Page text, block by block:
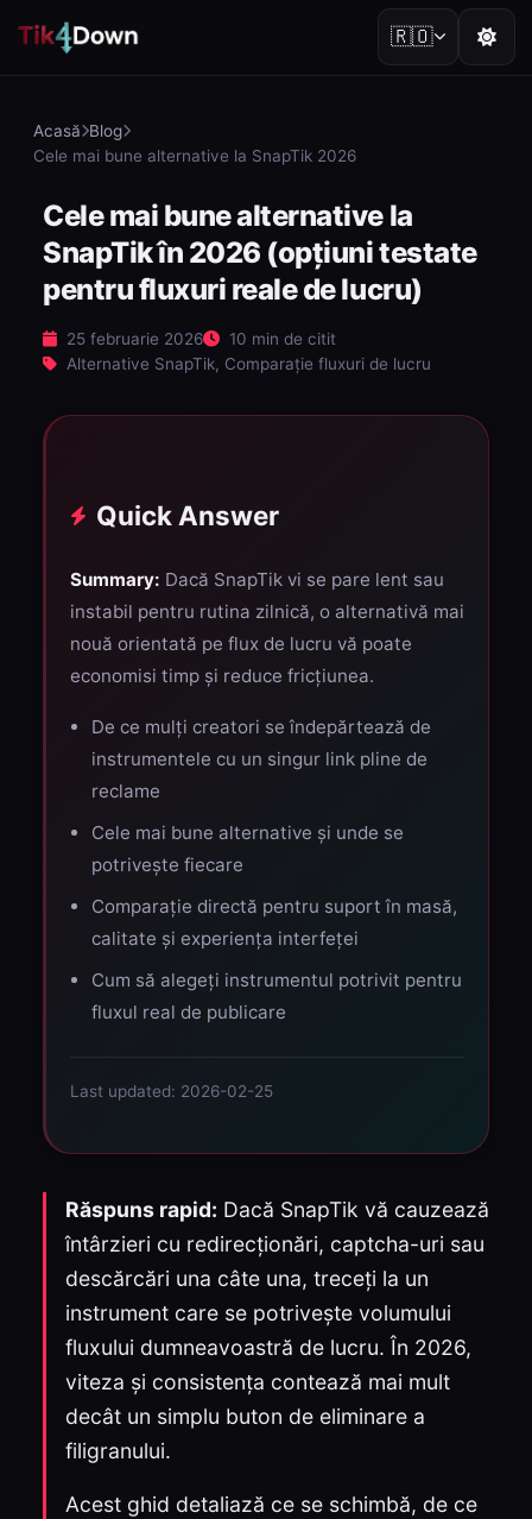
🇷🇴
Acasă Blog
Cele mai bune alternative la SnapTik 2026
Cele mai bune alternative la
SnapTik în 2026 (opțiuni testate
pentru fluxuri reale de lucru)
25 februarie 2026
10 min de citit
Alternative SnapTik, Comparație fluxuri de lucru
Quick Answer
Summary: Dacă SnapTik vi se pare lent sau
instabil pentru rutina zilnică, o alternativă mai
nouă orientată pe flux de lucru vă poate
economisi timp și reduce fricțiunea.
De ce mulți creatori se îndepărtează de
instrumentele cu un singur link pline de
reclame
Cele mai bune alternative și unde se
potrivește fiecare
Comparație directă pentru suport în masă,
calitate și experiența interfeței
Cum să alegeți instrumentul potrivit pentru
fluxul real de publicare
Last updated: 2026-02-25
Răspuns rapid: Dacă SnapTik vă cauzează
întârzieri cu redirecționări, captcha-uri sau
descărcări una câte una, treceți la un
instrument care se potrivește volumului
fluxului dumneavoastră de lucru. În 2026,
viteza și consistența contează mai mult
decât un simplu buton de eliminare a
filigranului.
Acest ghid detaliază ce se schimbă, de ce